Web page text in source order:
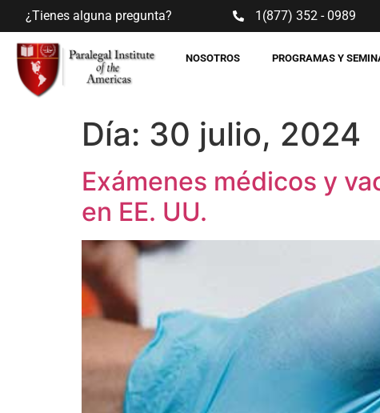
¿Tienes alguna pregunta? 1(877) 352 - 0989
NOSOTROS PROGRAMAS Y
Día: 30 julio, 2024
Exámenes médicos y
en EE. UU.